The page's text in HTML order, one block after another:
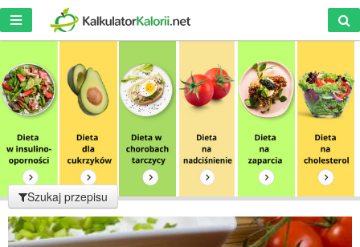
Szukaj przepisu